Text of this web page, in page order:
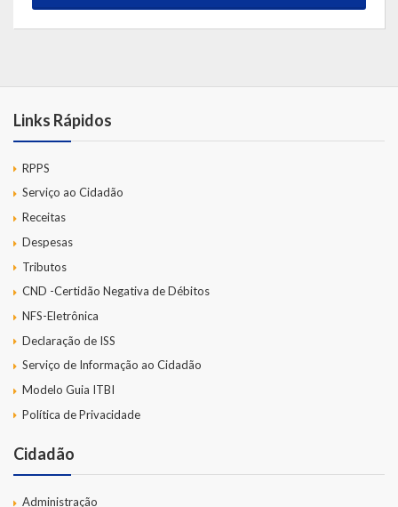
Links Rápidos
RPPS
Serviço ao Cidadão
Receitas
Despesas
Tributos
CND -Certidão Negativa de Débitos
NFS-Eletrônica
Declaração de ISS
Serviço de Informação ao Cidadão
Modelo Guia ITBI
Política de Privacidade
Cidadão
Administração